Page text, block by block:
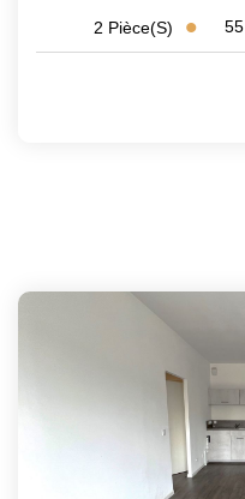
2 Pièce(s) 55